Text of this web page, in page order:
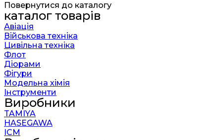
Повернутися до каталогу
каталог товарів
Авіація
Військова техніка
Цивільна техніка
Флот
Діорами
Фігури
Модельна хімія
Інструменти
Виробники
TAMIYA
HASEGAWA
ICM